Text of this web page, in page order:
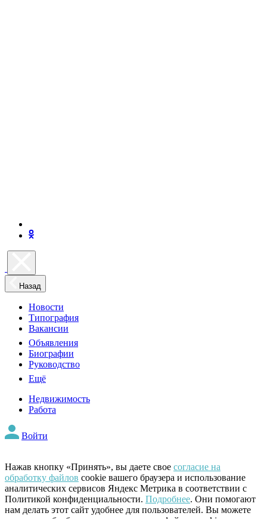
Назад
Новости
Типография
Вакансии
Объявления
Биографии
Руководство
Ещё
Недвижимость
Работа
Войти
Нажав кнопку «Принять», вы даете свое согласие на
обработку файлов cookie вашего браузера и использование
аналитических сервисов Яндекс Метрика в соответствии с
Политикой конфиденциальности. Подробнее. Они помогают
нам делать этот сайт удобнее для пользователей. Вы можете